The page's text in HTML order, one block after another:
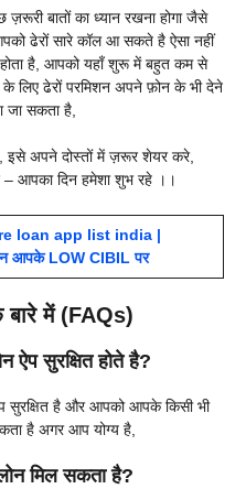
बातों का ध्यान रखना होगा जैसे
ढेरों सारे कॉल आ सकते है ऐसा नहीं
होता है, आपको यहाँ शुरू में बहुत कम से
के लिए ढेरों परमिशन अपने फ़ोन के भी देने
जा सकता है,
इसे अपने दोस्तों में ज़रूर शेयर करे,
आपका दिन हमेशा शुभ रहे ।।
loan app list india |
आपके LOW CIBIL पर
बारे में (FAQs)
ऐप सुरक्षित होते है?
सुरक्षित है और आपको आपके किसी भी
है अगर आप योग्य है,
मिल सकता है?